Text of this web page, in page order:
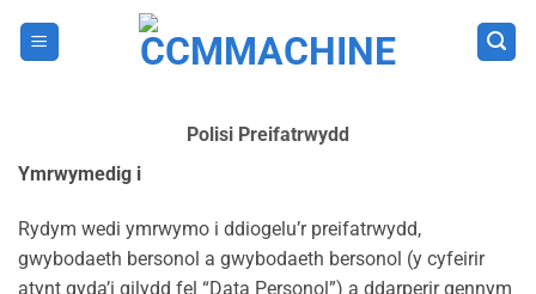
Polisi Preifatrwydd
Ymrwymedig i
Rydym wedi ymrwymo i ddiogelu’r preifatrwydd,
gwybodaeth bersonol a gwybodaeth bersonol (y cyfeirir
atynt gyda’i gilydd fel “Data Personol”) a ddarperir gennym